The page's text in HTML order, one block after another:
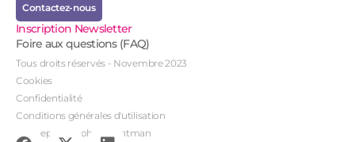
Contactez-nous
Inscription Newsletter
Foire aux questions (FAQ)
Tous droits réservés - Novembre 2023
Cookies
Confidentialité
Conditions générales d'utilisation
Conception : John Brightman